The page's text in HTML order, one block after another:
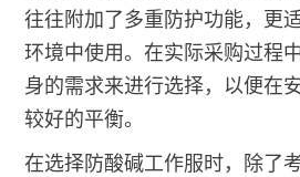
往往附加了多重防护功能，更
环境中使用。在实际采购过程
身的需求来进行选择，以便在
较好的平衡。
在选择防酸碱工作服时，除了